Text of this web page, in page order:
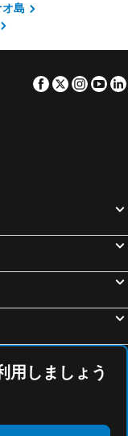
オ島
Facebook
Twitter
用しましょう